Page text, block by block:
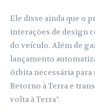
Ele disse ainda que o
interações de design
do veículo. Além de
lançamento
órbita necessária
Retorno à Terra e
volta à Terra”.